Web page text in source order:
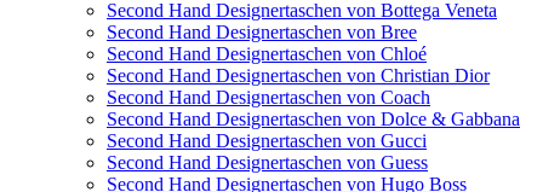
Second Hand Designertaschen von Bottega Veneta
Second Hand Designertaschen von Bree
Second Hand Designertaschen von Chloé
Second Hand Designertaschen von Christian Dior
Second Hand Designertaschen von Coach
Second Hand Designertaschen von Dolce & Gabbana
Second Hand Designertaschen von Gucci
Second Hand Designertaschen von Guess
Second Hand Designertaschen von Hugo Boss